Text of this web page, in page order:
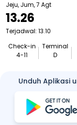
Jeju, Jum, 7 Agt
13.26
Terjadwal: 13.10
Check-in
4-11
Terminal
D
Unduh Aplikasi